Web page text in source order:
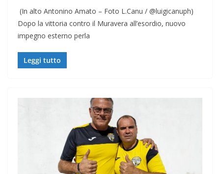
(In alto Antonino Amato – Foto L.Canu / @luigicanuph)
Dopo la vittoria contro il Muravera all’esordio, nuovo
impegno esterno perla
Leggi tutto